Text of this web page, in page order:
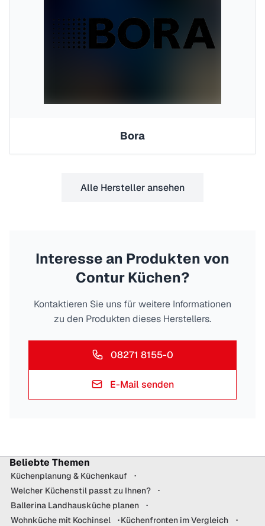
Bora
Alle Hersteller ansehen
Interesse an Produkten von
Contur Küchen?
Kontaktieren Sie uns für weitere Informationen
zu den Produkten dieses Herstellers.
08271 8155-0
E-Mail senden
Beliebte Themen
Küchenplanung & Küchenkauf
Welcher Küchenstil passt zu Ihnen?
Ballerina Landhausküche planen
Wohnküche mit Kochinsel
Küchenfronten im Vergleich